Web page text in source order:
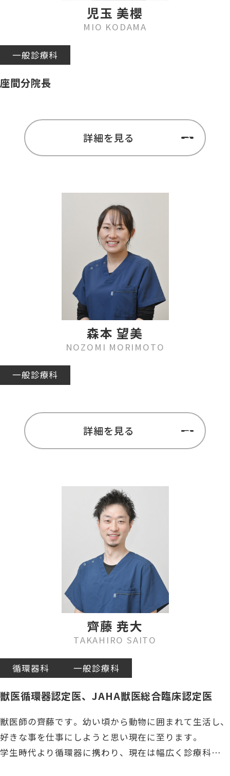
児玉 美櫻
MIO KODAMA
一般診療科
座間分院長
詳細を見る
森本 望美
NOZOMI MORIMOTO
一般診療科
詳細を見る
齊藤 尭大
TAKAHIRO SAITO
循環器科 一般診療科
獣医循環器認定医、JAHA獣医総合臨床認定医
獣医師の齊藤です。幼い頃から動物に囲まれて生活し、
好きな事を仕事にしようと思い現在に至ります。
学生時代より循環器に携わり、現在は幅広く診療科目を